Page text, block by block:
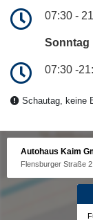
07:30 -
Sonntag
07:30 -
Schautag, keine
Autohaus Kaim
Flensburger Straße